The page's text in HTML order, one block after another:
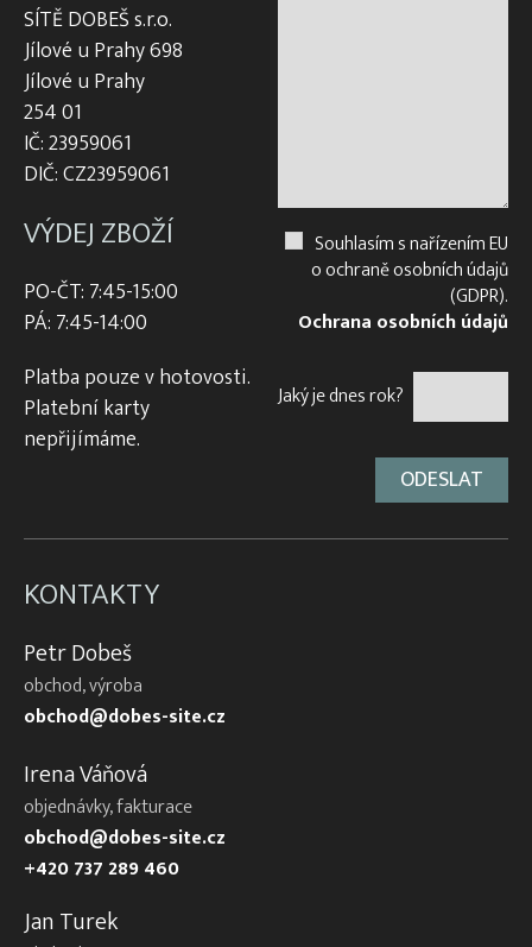
SÍTĚ DOBEŠ s.r.o.
Jílové u Prahy 698
Jílové u Prahy
254 01
IČ: 23959061
DIČ: CZ23959061
VÝDEJ ZBOŽÍ
PO-ČT: 7:45-15:00
PÁ: 7:45-14:00
Platba pouze v hotovosti.
Platební karty
nepřijímáme.
Souhlasím s nařízením EU
o ochraně osobních údajů
(GDPR).
Ochrana osobních údajů
Jaký je dnes rok?
KONTAKTY
Petr Dobeš
obchod, výroba
obchod@dobes-site.cz
Irena Váňová
objednávky, fakturace
obchod@dobes-site.cz
+420 737 289 460
Jan Turek